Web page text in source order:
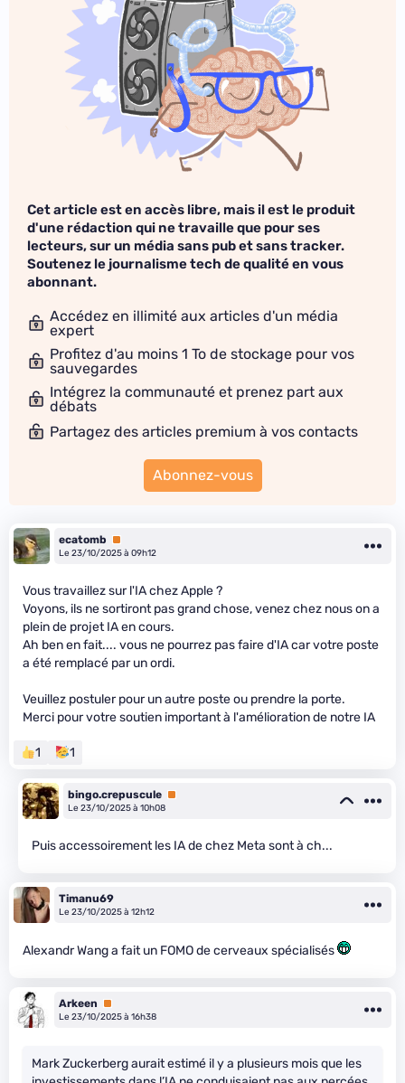
Cet article est en accès libre, mais il est le produit
d'une rédaction qui ne travaille que pour ses
lecteurs, sur un média sans pub et sans tracker.
Soutenez le journalisme tech de qualité en vous
abonnant.
Accédez en illimité aux articles d'un média
expert
Profitez d'au moins 1 To de stockage pour vos
sauvegardes
Intégrez la communauté et prenez part aux
débats
Partagez des articles premium à vos contacts
Abonnez-vous
ecatomb
Premium
Le 23/10/2025 à 09h12
Vous travaillez sur l'IA chez Apple ?
Voyons, ils ne sortiront pas grand chose, venez chez nous on a
plein de projet IA en cours.
Ah ben en fait.... vous ne pourrez pas faire d'IA car votre poste
a été remplacé par un ordi.
Veuillez postuler pour un autre poste ou prendre la porte.
Merci pour votre soutien important à l'amélioration de notre IA
1 1
bingo.crepuscule Premium
Le 23/10/2025 à 10h08
Puis accessoirement les IA de chez Meta sont à ch...
Timanu69
Le 23/10/2025 à 12h12
Alexandr Wang a fait un FOMO de cerveaux spécialisés
Arkeen
Premium
Le 23/10/2025 à 16h38
Mark Zuckerberg aurait estimé il y a plusieurs mois que les